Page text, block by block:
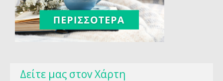
Δείτε μας στοv Χάρτη